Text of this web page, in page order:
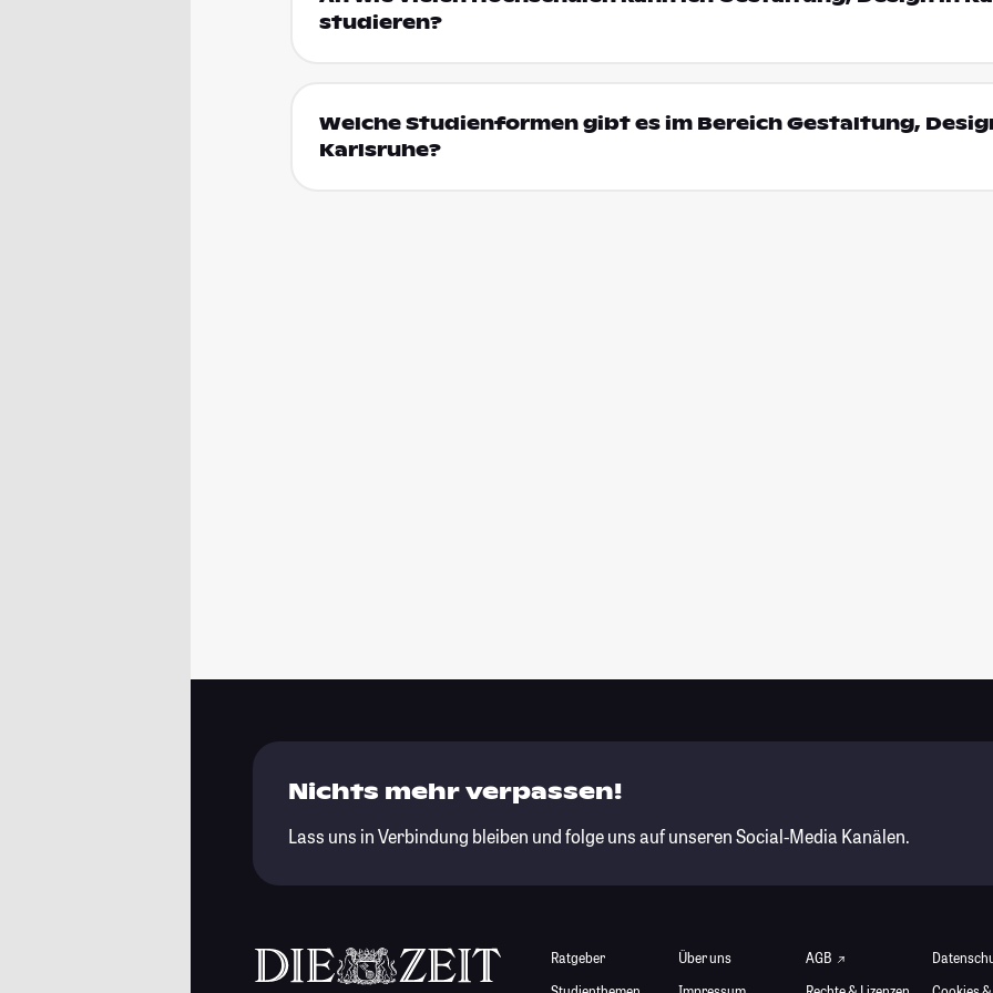
studieren?
Welche Studienformen gibt es im Bereich Gestaltung,
Karlsruhe?
Nichts mehr verpassen!
Lass uns in Verbindung bleiben und folge uns auf unseren Social-Media Kanälen.
Ratgeber
Über uns
AGB